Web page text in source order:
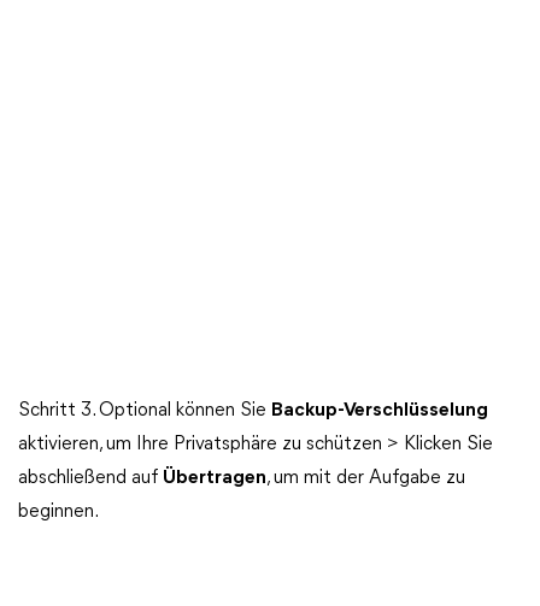
Schritt 3. Optional können Sie Backup-Verschlüsselung
aktivieren, um Ihre Privatsphäre zu schützen > Klicken Sie
abschließend auf Übertragen, um mit der Aufgabe zu
beginnen.